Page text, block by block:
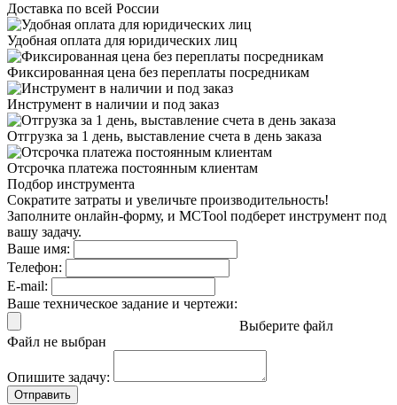
Доставка по всей России
Удобная оплата для юридических лиц
Фиксированная цена без переплаты посредникам
Инструмент в наличии и под заказ
Отгрузка за 1 день, выставление счета в день заказа
Отсрочка платежа постоянным клиентам
Подбор инструмента
Сократите затраты и увеличьте производительность!
Заполните онлайн-форму, и MCTool подберет инструмент под
вашу задачу.
Ваше имя:
Телефон:
E-mail:
Ваше техническое задание и чертежи:
Выберите файл
Файл не выбран
Опишите задачу:
Отправить